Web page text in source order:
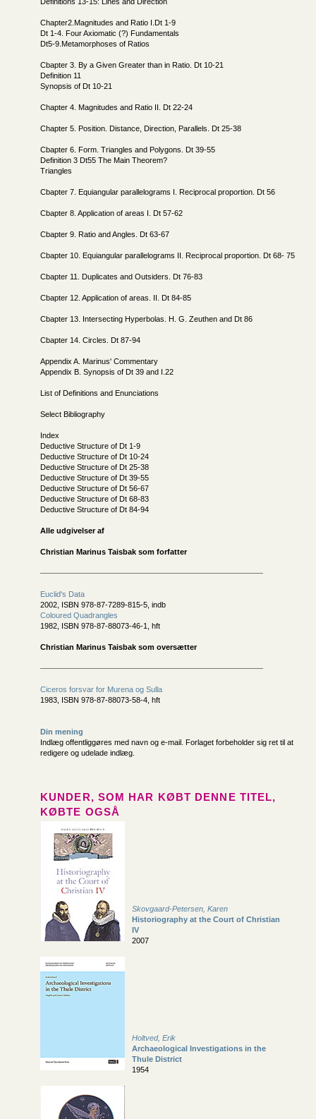
Chapter2.Magnitudes and Ratio I.Dt 1-9
Dt 1-4. Four Axiomatic (?) Fundamentals
Dt5-9.Metamorphoses of Ratios
Cbapter 3. By a Given Greater than in Ratio. Dt 10-21
Definition 11
Synopsis of Dt 10-21
Chapter 4. Magnitudes and Ratio II. Dt 22-24
Chapter 5. Position. Distance, Direction, Parallels. Dt 25-38
Cbapter 6. Form. Triangles and Polygons. Dt 39-55
Definition 3 Dt55 The Main Theorem?
Triangles
Cbapter 7. Equiangular parallelograms I. Reciprocal proportion. Dt 56
Cbapter 8. Application of areas I. Dt 57-62
Cbapter 9. Ratio and Angles. Dt 63-67
Cbapter 10. Equiangular parallelograms II. Reciprocal proportion. Dt 68- 75
Cbapter 11. Duplicates and Outsiders. Dt 76-83
Cbapter 12. Application of areas. II. Dt 84-85
Cbapter 13. Intersecting Hyperbolas. H. G. Zeuthen and Dt 86
Cbapter 14. Circles. Dt 87-94
Appendix A. Marinus' Commentary
Appendix B. Synopsis of Dt 39 and I.22
List of Definitions and Enunciations
Select Bibliography
Index
Deductive Structure of Dt 1-9
Deductive Structure of Dt 10-24
Deductive Structure of Dt 25-38
Deductive Structure of Dt 39-55
Deductive Structure of Dt 56-67
Deductive Structure of Dt 68-83
Deductive Structure of Dt 84-94
Alle udgivelser af
Christian Marinus Taisbak som forfatter
Euclid's Data
2002, ISBN 978-87-7289-815-5, indb
Coloured Quadrangles
1982, ISBN 978-87-88073-46-1, hft
Christian Marinus Taisbak som oversætter
Ciceros forsvar for Murena og Sulla
1983, ISBN 978-87-88073-58-4, hft
Din mening
Indlæg offentliggøres med navn og e-mail. Forlaget forbeholder sig ret til at
redigere og udelade indlæg.
KUNDER, SOM HAR KØBT DENNE TITEL,
KØBTE OGSÅ
Skovgaard-Petersen, Karen
Historiography at the Court of Christian
IV
2007
Holtved, Erik
Archaeological Investigations in the
Thule District
1954